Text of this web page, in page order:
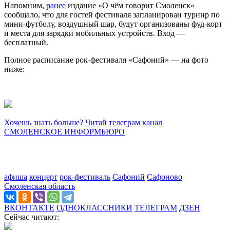
Напомним, ранее издание «О чём говорит Смоленск»
сообщало, что для гостей фестиваля запланирован турнир по
мини-футболу, воздушный шар, будут организованы фуд-корт
и места для зарядки мобильных устройств. Вход —
бесплатный.
Полное расписание рок-фестиваля «Сафоний» — на фото
ниже:
Хочешь знать больше? Читай телеграм канал
СМОЛЕНСКОЕ ИНФОРМБЮРО
афиша концерт рок-фестиваль Сафоний Сафоново
Смоленская область
ВКОНТАКТЕ ОДНОКЛАССНИКИ ТЕЛЕГРАМ ДЗЕН
Сейчас читают: